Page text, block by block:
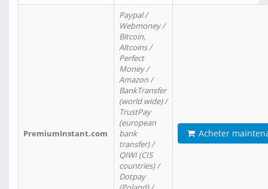
PremiumInstant.com
Paypal /
Webmoney /
Bitcoin,
Altcoins /
Perfect
Money /
Amazon /
BankTransfer
(world wide) /
TrustPay
(european
bank
transfer) /
QIWI (CIS
countries) /
Dotpay
Acheter